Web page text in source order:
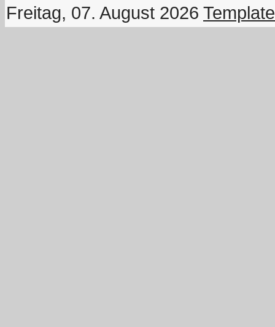
Freitag, 07. August 2026